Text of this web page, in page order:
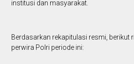
institusi dan masyarakat.
Berdasarkan rekapitulasi resmi, berikut
perwira Polri periode ini: